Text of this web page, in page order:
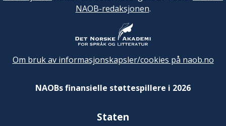
NAOB-redaksjonen.
Om bruk av informasjonskapsler/cookies på naob.no
NAOBs finansielle støttespillere i 2026
Staten